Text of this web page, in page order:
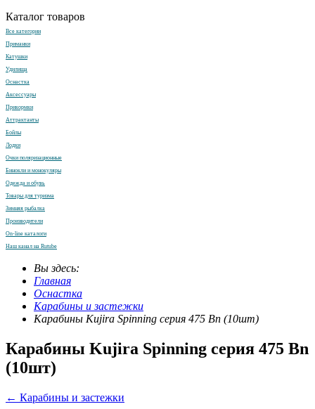
Каталог товаров
Все категории
Приманки
Катушки
Удилища
Оснастка
Аксессуары
Прикормки
Аттрактанты
Бойлы
Лодки
Очки поляризационные
Бинокли и монокуляры
Одежда и обувь
Товары для туризма
Зимняя рыбалка
Производители
On-line каталоги
Наш канал на Rutube
Вы здесь:
Главная
Оснастка
Карабины и застежки
Карабины Kujira Spinning серия 475 Bn (10шт)
Карабины Kujira Spinning серия 475 Bn
(10шт)
← Карабины и застежки